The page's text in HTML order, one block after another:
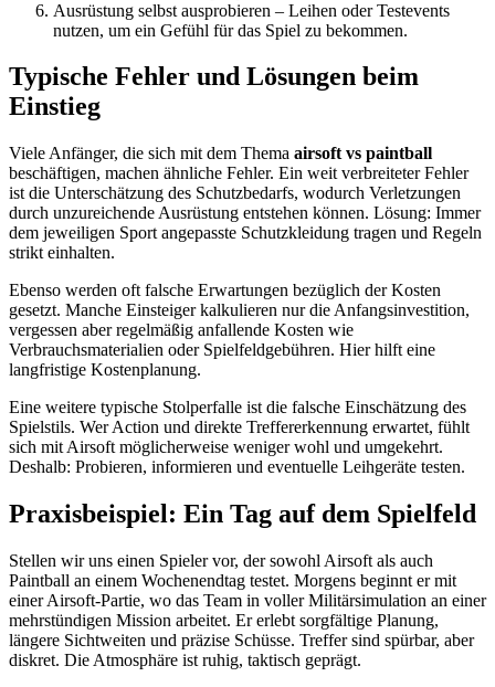
Ausrüstung selbst ausprobieren – Leihen oder Testevents
nutzen, um ein Gefühl für das Spiel zu bekommen.
Typische Fehler und Lösungen beim
Einstieg
Viele Anfänger, die sich mit dem Thema airsoft vs paintball
beschäftigen, machen ähnliche Fehler. Ein weit verbreiteter Fehler
ist die Unterschätzung des Schutzbedarfs, wodurch Verletzungen
durch unzureichende Ausrüstung entstehen können. Lösung: Immer
dem jeweiligen Sport angepasste Schutzkleidung tragen und Regeln
strikt einhalten.
Ebenso werden oft falsche Erwartungen bezüglich der Kosten
gesetzt. Manche Einsteiger kalkulieren nur die Anfangsinvestition,
vergessen aber regelmäßig anfallende Kosten wie
Verbrauchsmaterialien oder Spielfeldgebühren. Hier hilft eine
langfristige Kostenplanung.
Eine weitere typische Stolperfalle ist die falsche Einschätzung des
Spielstils. Wer Action und direkte Treffererkennung erwartet, fühlt
sich mit Airsoft möglicherweise weniger wohl und umgekehrt.
Deshalb: Probieren, informieren und eventuelle Leihgeräte testen.
Praxisbeispiel: Ein Tag auf dem Spielfeld
Stellen wir uns einen Spieler vor, der sowohl Airsoft als auch
Paintball an einem Wochenendtag testet. Morgens beginnt er mit
einer Airsoft-Partie, wo das Team in voller Militärsimulation an einer
mehrstündigen Mission arbeitet. Er erlebt sorgfältige Planung,
längere Sichtweiten und präzise Schüsse. Treffer sind spürbar, aber
diskret. Die Atmosphäre ist ruhig, taktisch geprägt.